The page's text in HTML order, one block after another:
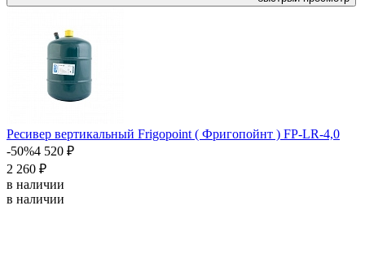
Ресивер вертикальный Frigopoint ( Фригопойнт ) FP-LR-4,0
-50%4 520 ₽
2 260 ₽
в наличии
в наличии